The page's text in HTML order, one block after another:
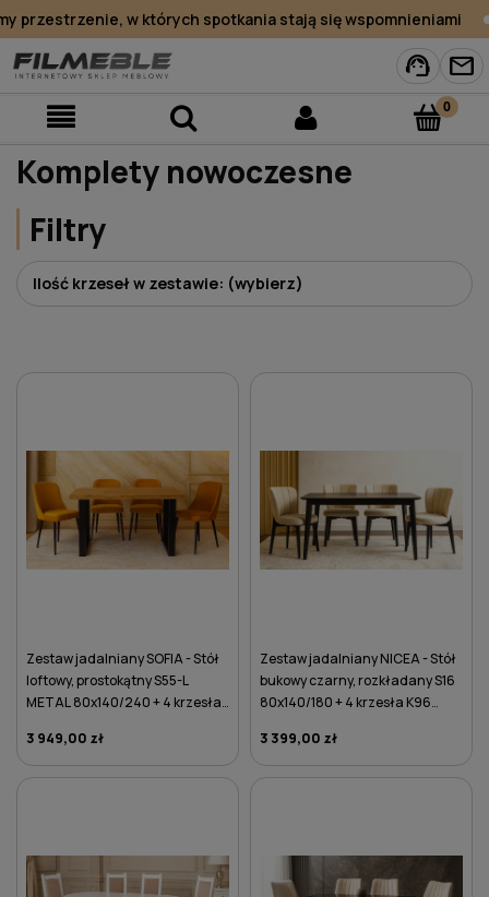
w których spotkania stają się wspomnieniami
support_agent mail
Komplety nowoczesne
Filtry
Ilość krzeseł w zestawie: (wybierz)
Zestaw jadalniany SOFIA - Stół
loftowy, prostokątny S55-L
METAL 80x140/240 + 4 krzesła
3 949,00 zł
Zestaw jadalniany NICEA - Stół
bukowy czarny, rozkładany S16
80x140/180 + 4 krzesła K96
3 399,00 zł